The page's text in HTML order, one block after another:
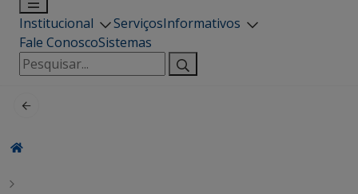
Institucional ServiçosInformativos
Fale ConoscoSistemas
Pesquisar
por: